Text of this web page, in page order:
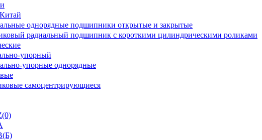
однорядные подшипники открытые и закрытые
радиальный подшипник с короткими цилиндрическими роликами
упорный
упорные однорядные
самоцентрирующиеся